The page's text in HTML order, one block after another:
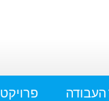
העבודה